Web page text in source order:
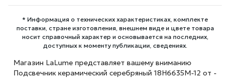
* Информация о технических характеристиках, комплекте
поставки, стране изготовления, внешнем виде и цвете товара
носит справочный характер и основывается на последних,
доступных к моменту публикации, сведениях.
Магазин LaLume представляет вашему вниманию
Подсвечник керамический серебряный 18H6635M-12 от -